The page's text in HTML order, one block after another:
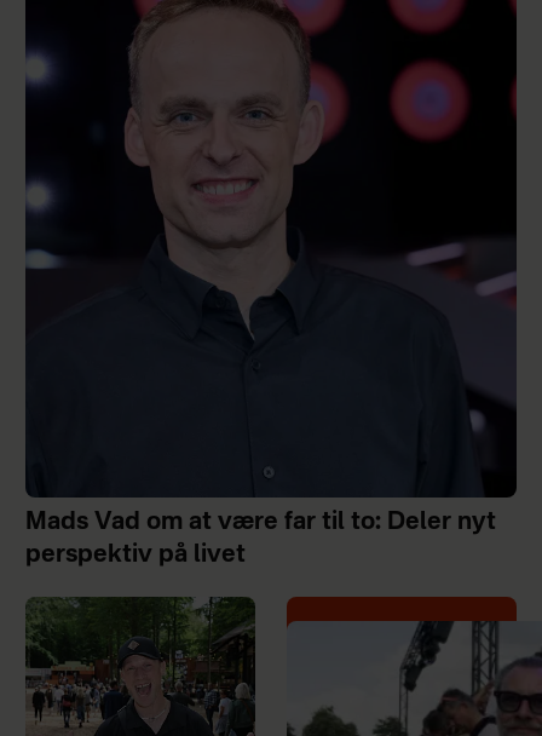
Mads Vad om at være far til to: Deler nyt
perspektiv på livet